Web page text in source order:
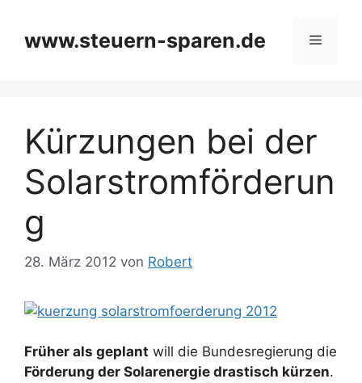
springen
www.steuern-sparen.de Menü
Kürzungen bei der
Solarstromförderun
g
28. März 2012 von Robert
Früher als geplant will die Bundesregierung die
Förderung der Solarenergie drastisch kürzen.